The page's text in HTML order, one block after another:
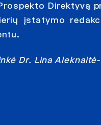
Direktyvą
įstatymo
Dr. Lina